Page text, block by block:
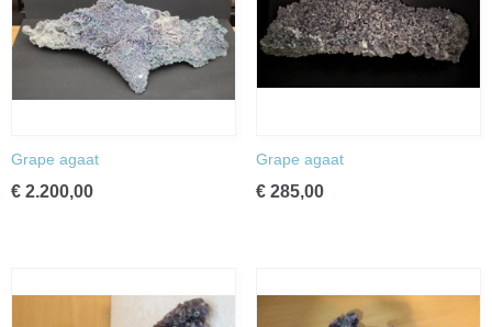
Grape agaat
€ 2.200,00
Grape agaat
€ 285,00